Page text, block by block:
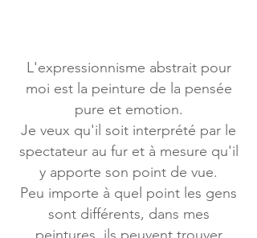
L'expressionnisme abstrait pour
moi est la peinture de la pensée
pure et emotion.
Je veux qu'il soit interprété par le
spectateur au fur et à mesure qu'il
y apporte son point de vue.
Peu importe à quel point les gens
sont différents, dans mes